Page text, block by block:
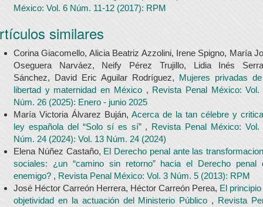
México: Vol. 6 Núm. 11-12 (2017): RPM
similares
Corina Giacomello, Alicia Beatriz Azzolini, Irene Spigno, María
Oseguera Narváez, Neify Pérez Trujillo, Lidia Inés
Sánchez, David Eric Aguilar Rodríguez, Mujeres privadas
libertad y maternidad en México , Revista Penal México: Vol.
Núm. 26 (2025): Enero - junio 2025
María Victoria Álvarez Buján, Acerca de la tan célebre y
ley española del “Solo sí es sí” , Revista Penal México: Vol.
Núm. 24 (2024): Vol. 13 Núm. 24 (2024)
Elena Núñez Castaño, El Derecho penal ante las
sociales: ¿un “camino sin retorno” hacia el Derecho penal
enemigo? , Revista Penal México: Vol. 3 Núm. 5 (2013): RPM
José Héctor Carreón Herrera, Héctor Carreón Perea, El principio
objetividad en la actuación del Ministerio Público , Revista